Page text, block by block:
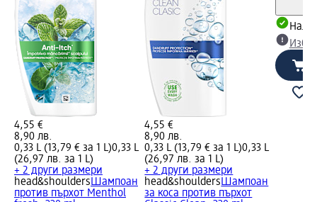
4,55 €
8,90 лв.
0,33 L (13,79 € за 1 L)0,33 L
(26,97 лв. за 1 L)
+ 2 други размери
head&shouldersШампоан
против пърхот Menthol
4,55 €
8,90 лв.
0,33 L (13,79 € за 1 L)0,33 L
(26,97 лв. за 1 L)
+ 2 други размери
head&shouldersШампоан
за коса против пърхот